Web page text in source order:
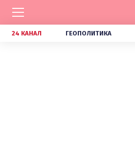
24 КАНАЛ ГЕОПОЛИТИКА